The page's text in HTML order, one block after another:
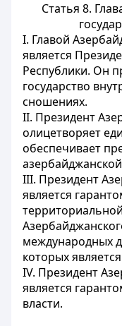
Статья 8.
I. Главой
является
Республики. Он
государство
сношениях.
II. Президент
олицетворяет
обеспечивает
III. Президент
является
международных
которых
IV. Президент
является
власти.